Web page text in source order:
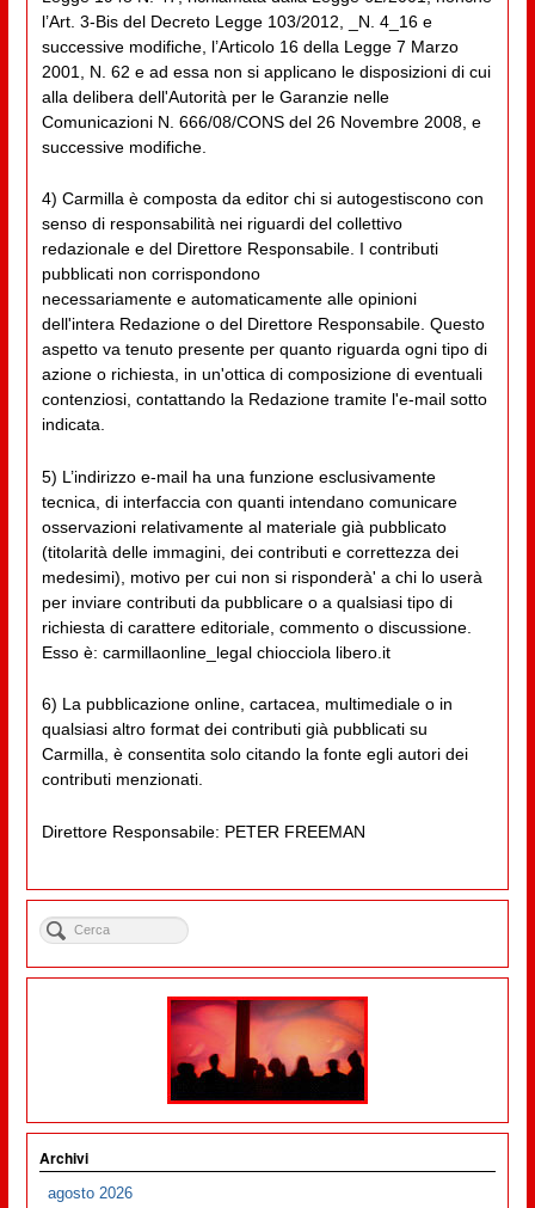
l’Art. 3-Bis del Decreto Legge 103/2012, _N. 4_16 e
successive modifiche, l’Articolo 16 della Legge 7 Marzo
2001, N. 62 e ad essa non si applicano le disposizioni di cui
alla delibera dell'Autorità per le Garanzie nelle
Comunicazioni N. 666/08/CONS del 26 Novembre 2008, e
successive modifiche.
4) Carmilla è composta da editor chi si autogestiscono con
senso di responsabilità nei riguardi del collettivo
redazionale e del Direttore Responsabile. I contributi
pubblicati non corrispondono
necessariamente e automaticamente alle opinioni
dell'intera Redazione o del Direttore Responsabile. Questo
aspetto va tenuto presente per quanto riguarda ogni tipo di
azione o richiesta, in un'ottica di composizione di eventuali
contenziosi, contattando la Redazione tramite l'e-mail sotto
indicata.
5) L’indirizzo e-mail ha una funzione esclusivamente
tecnica, di interfaccia con quanti intendano comunicare
osservazioni relativamente al materiale già pubblicato
(titolarità delle immagini, dei contributi e correttezza dei
medesimi), motivo per cui non si risponderà' a chi lo userà
per inviare contributi da pubblicare o a qualsiasi tipo di
richiesta di carattere editoriale, commento o discussione.
Esso è: carmillaonline_legal chiocciola libero.it
6) La pubblicazione online, cartacea, multimediale o in
qualsiasi altro format dei contributi già pubblicati su
Carmilla, è consentita solo citando la fonte egli autori dei
contributi menzionati.
Direttore Responsabile: PETER FREEMAN
Archivi
agosto 2026